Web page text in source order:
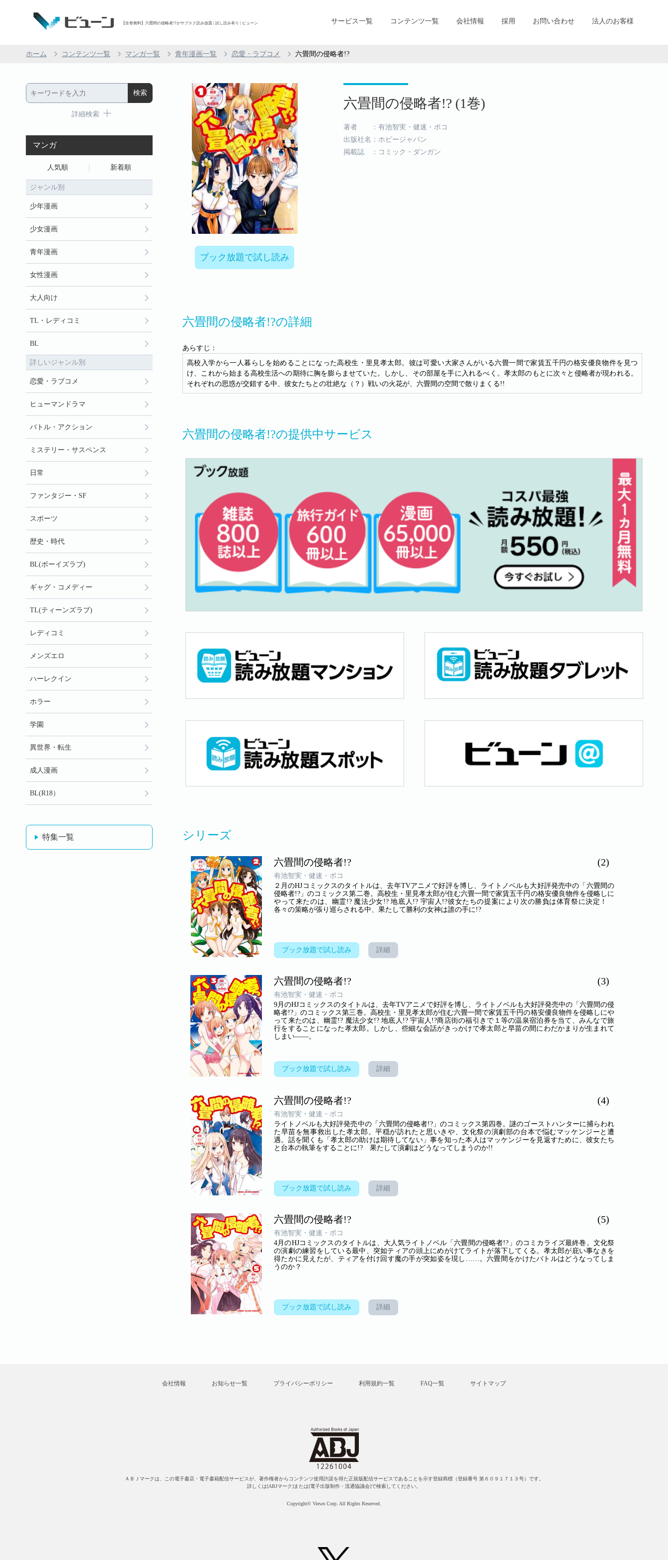
【全巻無料】六畳間の侵略者!?がサブスク読み放題 | 試し読み有り | ビューン サービス一覧 コンテンツ一覧 会社情報 採用 お問い合わせ 法人のお客様
ホーム コンテンツ一覧 マンガ一覧 青年漫画一覧 恋愛・ラブコメ 六畳間の侵略者!?
ブック放題で試し読み
六畳間の侵略者!? (1巻)
著者 ：有池智実・健速・ポコ
出版社名：ホビージャパン
掲載誌 ：コミック・ダンガン
六畳間の侵略者!?の詳細
あらすじ：
高校入学から一人暮らしを始めることになった高校生・里見孝太郎。彼は可愛い大家さんがいる六畳一間で家賃五千円の格安優良物件を見つ
け、これから始まる高校生活への期待に胸を膨らませていた。しかし、その部屋を手に入れるべく。孝太郎のもとに次々と侵略者が現われる。
それぞれの思惑が交錯する中、彼女たちとの壮絶な（？）戦いの火花が、六畳間の空間で散りまくる!!
六畳間の侵略者!?の提供中サービス
シリーズ
六畳間の侵略者!? (2)
有池智実・健速・ポコ
２月のHJコミックスのタイトルは、去年TVアニメで好評を博し、ライトノベルも大好評発売中の「六畳間の
侵略者!?」のコミックス第二巻。高校生・里見孝太郎が住む六畳一間で家賃五千円の格安優良物件を侵略しに
やって来たのは、幽霊!? 魔法少女!? 地底人!? 宇宙人!?彼女たちの提案により次の勝負は体育祭に決定！
各々の策略が張り巡らされる中、果たして勝利の女神は誰の手に!?
ブック放題で試し読み 詳細
六畳間の侵略者!? (3)
有池智実・健速・ポコ
9月のHJコミックスのタイトルは、去年TVアニメで好評を博し、ライトノベルも大好評発売中の「六畳間の侵
略者!?」のコミックス第三巻。高校生・里見孝太郎が住む六畳一間で家賃五千円の格安優良物件を侵略しにや
って来たのは、幽霊!? 魔法少女!? 地底人!? 宇宙人!?商店街の福引きで１等の温泉宿泊券を当て、みんなで旅
行をすることになった孝太郎。しかし、些細な会話がきっかけで孝太郎と早苗の間にわだかまりが生まれて
しまい――。
ブック放題で試し読み 詳細
六畳間の侵略者!? (4)
有池智実・健速・ポコ
ライトノベルも大好評発売中の「六畳間の侵略者!?」のコミックス第四巻。謎のゴーストハンターに捕らわれ
た早苗を無事救出した孝太郎。平穏が訪れたと思いきや、文化祭の演劇部の台本で悩むマッケンジーと遭
遇。話を聞くも「孝太郎の助けは期待してない」事を知った本人はマッケンジーを見返すために、彼女たち
と台本の執筆をすることに!? 果たして演劇はどうなってしまうのか!!
ブック放題で試し読み 詳細
六畳間の侵略者!? (5)
有池智実・健速・ポコ
4月のHJコミックスのタイトルは、大人気ライトノベル「六畳間の侵略者!?」のコミカライズ最終巻。文化祭
の演劇の練習をしている最中、突如ティアの頭上にめがけてライトが落下してくる。孝太郎が庇い事なきを
得たかに見えたが、ティアを付け回す魔の手が突如姿を現し……。六畳間をかけたバトルはどうなってしま
うのか？
ブック放題で試し読み 詳細
詳細検索
マンガ
人気順 新着順
ジャンル別
少年漫画
少女漫画
青年漫画
女性漫画
大人向け
TL・レディコミ
BL
詳しいジャンル別
恋愛・ラブコメ
ヒューマンドラマ
バトル・アクション
ミステリー・サスペンス
日常
ファンタジー・SF
スポーツ
歴史・時代
BL(ボーイズラブ)
ギャグ・コメディー
TL(ティーンズラブ)
レディコミ
メンズエロ
ハーレクイン
ホラー
学園
異世界・転生
成人漫画
BL(R18）
特集一覧
会社情報 お知らせ一覧 プライバシーポリシー 利用規約一覧 FAQ一覧 サイトマップ
ＡＢＪマークは、この電子書店・電子書籍配信サービスが、著作権者からコンテンツ使用許諾を得た正規版配信サービスであることを示す登録商標（登録番号 第６０９１７１３号）です。
詳しくは[ABJマーク]または[電子出版制作・流通協議会]で検索してください。
Copyright© Viewn Corp. All Rights Reserved.